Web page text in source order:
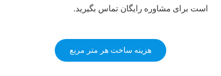
است برای مشاوره رایگان تماس بگیرید.
هزینه ساخت هر متر مربع